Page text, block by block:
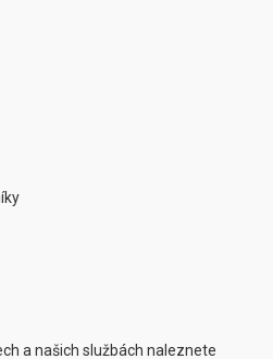
a našich službách naleznete